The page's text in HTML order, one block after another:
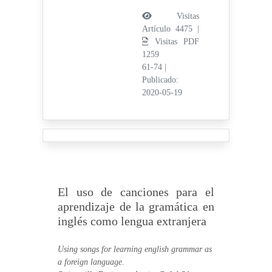
Visitas
Artículo 4475 |
Visitas PDF
1259
61-74
Publicado:
2020-05-19
El uso de canciones para el
aprendizaje de la gramática en
inglés como lengua extranjera
Using songs for learning english grammar as
a foreign language.